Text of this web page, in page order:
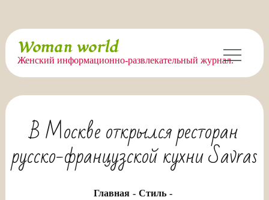
Перейти
содержимому
Woman world
Женский информационно-развлекательный журнал.
В Москве открылся ресторан
русско-французской кухни Savras
Главная
Стиль